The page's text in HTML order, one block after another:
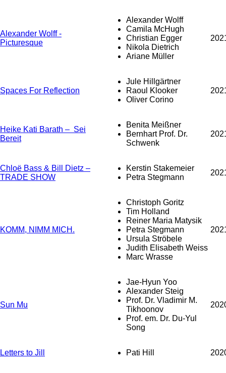
Alexander Wolff -
Picturesque
Alexander Wolff
Camila McHugh
Christian Egger
Nikola Dietrich
Ariane Müller
Spaces For Reflection
Jule Hillgärtner
Raoul Klooker
Oliver Corino
Heike Kati Barath – Sei
Bereit
Benita Meißner
Bernhart Prof. Dr.
Schwenk
Chloë Bass & Bill Dietz –
TRADE SHOW
Kerstin Stakemeier
Petra Stegmann
KOMM, NIMM MICH.
Christoph Goritz
Tim Holland
Reiner Maria Matysik
Petra Stegmann
Ursula Ströbele
Judith Elisabeth Weiss
Marc Wrasse
Sun Mu
Jae-Hyun Yoo
Alexander Steig
Prof. Dr. Vladimir M.
Tikhoonov
Prof. em. Dr. Du-Yul
Song
Letters to Jill Pati Hill